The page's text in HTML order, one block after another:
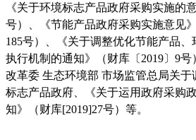
《关于环境标志产品政府采购实施的
号）、《节能产品政府采购实施意见
185号）、《关于调整优化节能产品
执行机制的通知》（财库〔2019〕9
改革委 生态环境部 市场监管总局关
标志产品政府、《关于运用政府采购
知》（财库[2019]27号）等。